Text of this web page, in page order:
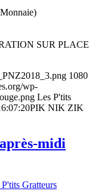
SUR PLACE
1080
wp-
Les P'tits
PIK NIK ZIK
midi
Gratteurs